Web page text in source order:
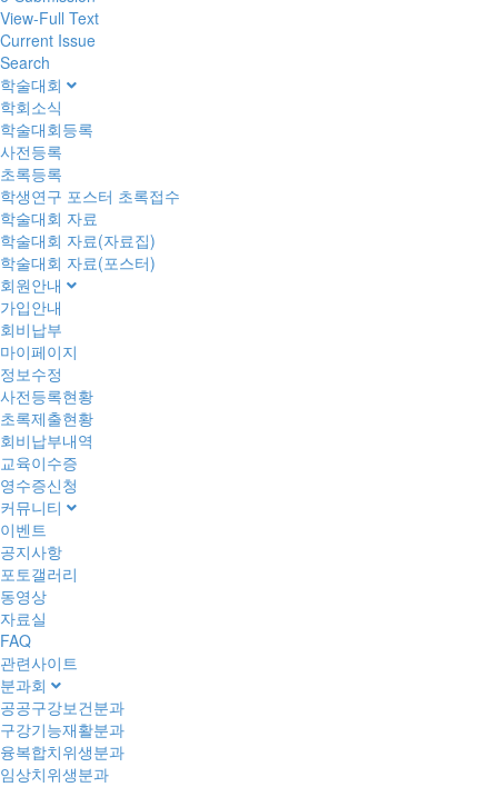
View-Full Text
Current Issue
Search
학술대회
학회소식
학술대회등록
사전등록
초록등록
학생연구 포스터 초록접수
학술대회 자료
학술대회 자료(자료집)
학술대회 자료(포스터)
회원안내
가입안내
회비납부
마이페이지
정보수정
사전등록현황
초록제출현황
회비납부내역
교육이수증
영수증신청
커뮤니티
이벤트
공지사항
포토갤러리
동영상
자료실
FAQ
관련사이트
분과회
공공구강보건분과
구강기능재활분과
융복합치위생분과
임상치위생분과